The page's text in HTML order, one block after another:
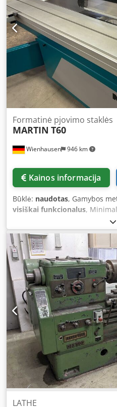
Wienhausen 946 km
Formatinė pjovimo staklės
MARTIN T60
Kainos informacija
Būklė: naudotas, Gamybos
visiškai funkcionalus,
250 mm. Maksimalus pjūklio
Sukimosi greitis: 4000, 4800
variklis: 4 kW. Pjūvio ilgis:
Pasvirimo diapazonas: +/-
LATHE